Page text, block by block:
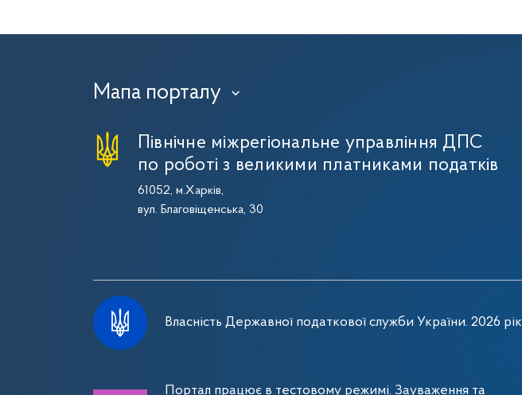
Мапа порталу ›
Північне міжрегіональне управління ДПС
по роботі з великими платниками податків
61052, м.Харків,
вул. Благовіщенська, 30
Власність Державної податкової служби України. 2026 рік
Портал працює в тестовому режимі. Зауваження та